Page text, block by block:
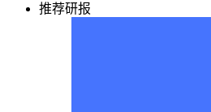
推荐研报